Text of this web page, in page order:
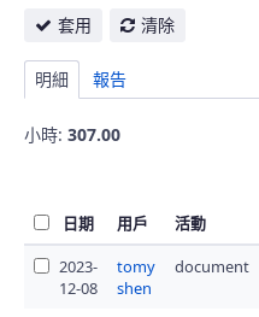
套用 清除
明細 報告
小時: 307.00
日期 用戶 活動
2023-
12-08
tomy
shen
document